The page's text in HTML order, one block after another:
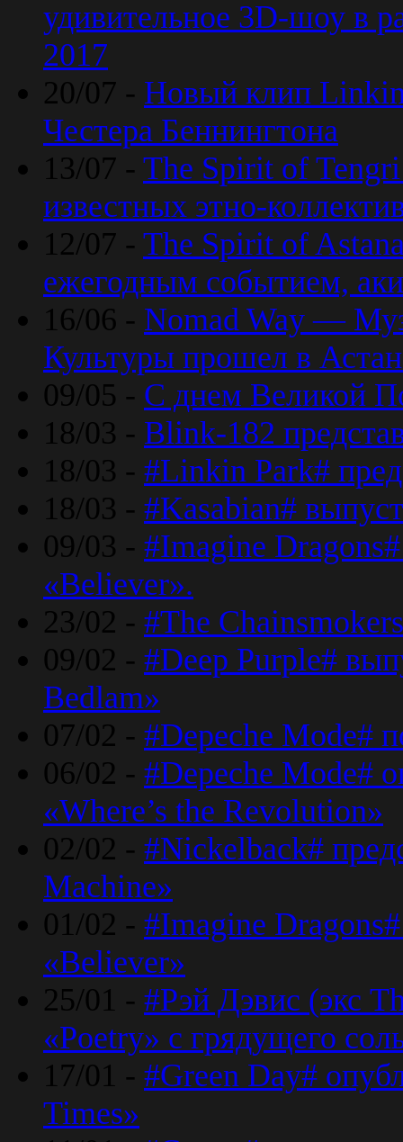
удивительное 3D-шоу в
2017
20/07 - Новый клип Linkin
Честера Беннингтона
13/07 - The Spirit of Tengri
известных этно-
12/07 - The Spirit of
ежегодным событием,
16/06 - Nomad Way —
Культуры прошел в
09/05 - С днем Великой
18/03 - Blink-182
18/03 - #Linkin Park#
18/03 - #Kasabian#
09/03 - #Imagine
«Believer».
23/02 - #The
09/02 - #Deep Purple#
Bedlam»
07/02 - #Depeche Mode#
06/02 - #Depeche Mode#
«Where’s the Revolution»
02/02 - #Nickelback#
Machine»
01/02 - #Imagine
«Believer»
25/01 - #Рэй Дэвис (экс
«Poetry» с грядущего
17/01 - #Green Day#
Times»